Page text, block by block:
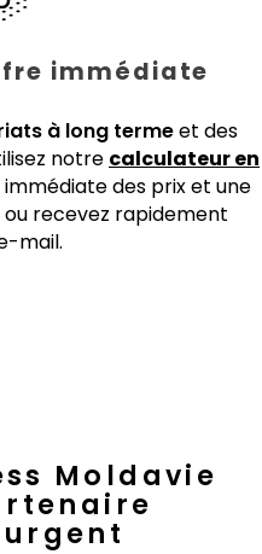
immédiate
à long termeet des
notre calculateur en
des prix et une
recevez rapidement
mail.
Moldavie